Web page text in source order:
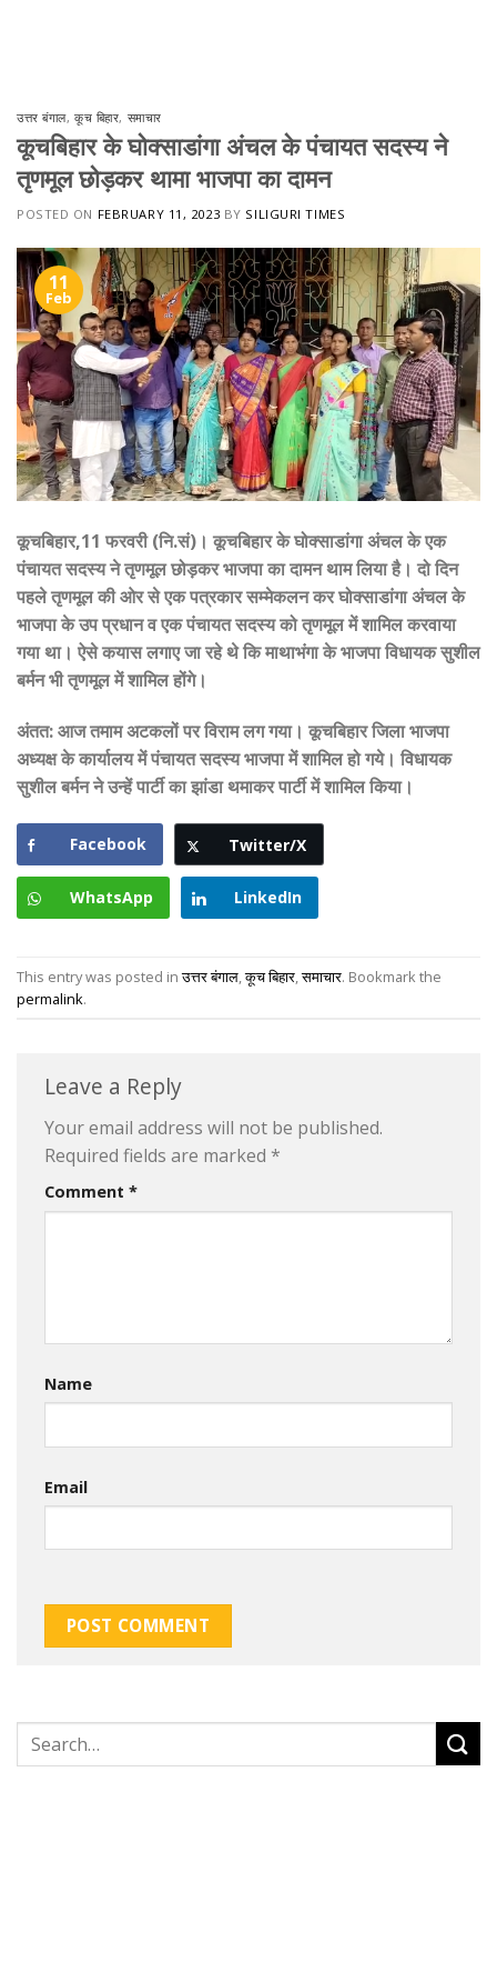
उत्तर बंगाल,कूच बिहार, समाचार
कूचबिहार के घोक्साडांगा अंचल के पंचायत सदस्य ने
तृणमूल छोड़कर थामा भाजपा का दामन
POSTED ON FEBRUARY 11, 2023 BY SILIGURI TIMES
11
Feb
कूचबिहार,11 फरवरी (नि.सं)। कूचबिहार के घोक्साडांगा अंचल के एक
पंचायत सदस्य ने तृणमूल छोड़कर भाजपा का दामन थाम लिया है। दो दिन
पहले तृणमूल की ओर से एक पत्रकार सम्मेकलन कर घोक्साडांगा अंचल के
भाजपा के उप प्रधान व एक पंचायत सदस्य को तृणमूल में शामिल करवाया
गया था। ऐसे कयास लगाए जा रहे थे कि माथाभंगा के भाजपा विधायक सुशील
बर्मन भी तृणमूल में शामिल होंगे।
अंतत: आज तमाम अटकलों पर विराम लग गया। कूचबिहार जिला भाजपा
अध्यक्ष के कार्यालय में पंचायत सदस्य भाजपा में शामिल हो गये। विधायक
सुशील बर्मन ने उन्हें पार्टी का झांडा थमाकर पार्टी में शामिल किया।
Facebook Twitter/X
WhatsApp LinkedIn
This entry was posted inउत्तर बंगाल,कूच बिहार,समाचार. Bookmark the
permalink.
Leave a Reply
Your email address will not be published.
Required fields are marked *
Comment *
Name
Email